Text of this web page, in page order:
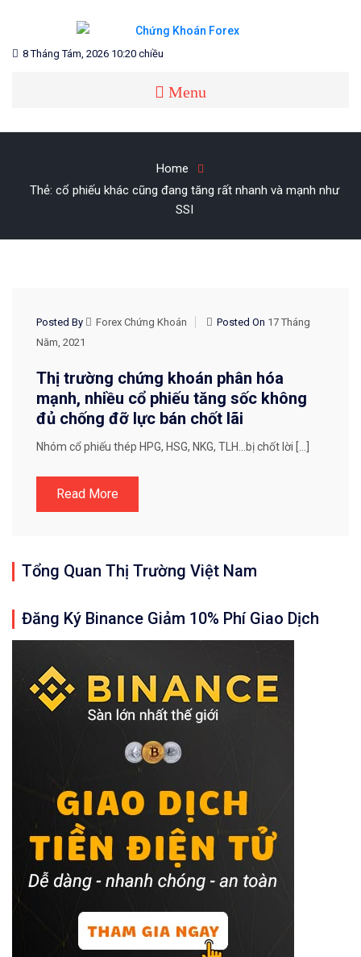
content
CHỨNG KHOÁN FOREX
Blog chia sẻ về Chứng Khoán và Forex
8 Tháng Tám, 2026 10:20 chiều
Menu
Home
Thẻ: cổ phiếu khác cũng đang tăng rất nhanh và mạnh như
SSI
CHỨNG KHOÁN VIỆT NAM
Posted By Forex Chứng Khoán Posted On 17 Tháng
Năm, 2021
Thị trường chứng khoán phân hóa
mạnh, nhiều cổ phiếu tăng sốc không
đủ chống đỡ lực bán chốt lãi
Nhóm cổ phiếu thép HPG, HSG, NKG, TLH…bị chốt lời […]
Read More
Tổng Quan Thị Trường Việt Nam
Đăng Ký Binance Giảm 10% Phí Giao Dịch